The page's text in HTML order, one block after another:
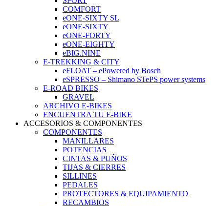
COMFORT
eONE-SIXTY SL
eONE-SIXTY
eONE-FORTY
eONE-EIGHTY
eBIG.NINE
E-TREKKING & CITY
eFLOAT – ePowered by Bosch
eSPRESSO – Shimano STePS power systems
E-ROAD BIKES
GRAVEL
ARCHIVO E-BIKES
ENCUENTRA TU E-BIKE
ACCESORIOS & COMPONENTES
COMPONENTES
MANILLARES
POTENCIAS
CINTAS & PUÑOS
TIJAS & CIERRES
SILLINES
PEDALES
PROTECTORES & EQUIPAMIENTO
RECAMBIOS